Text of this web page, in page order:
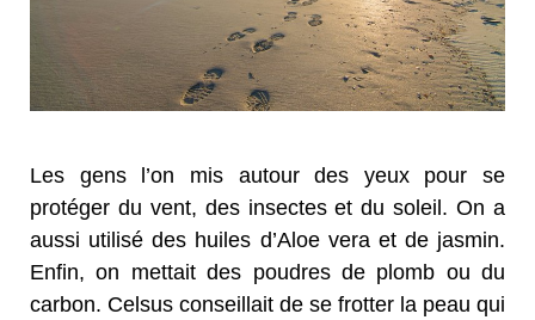
Les gens l’on mis autour des yeux pour se
protéger du vent, des insectes et du soleil. On a
aussi utilisé des huiles d’Aloe vera et de jasmin.
Enfin, on mettait des poudres de plomb ou du
carbon. Celsus conseillait de se frotter la peau qui